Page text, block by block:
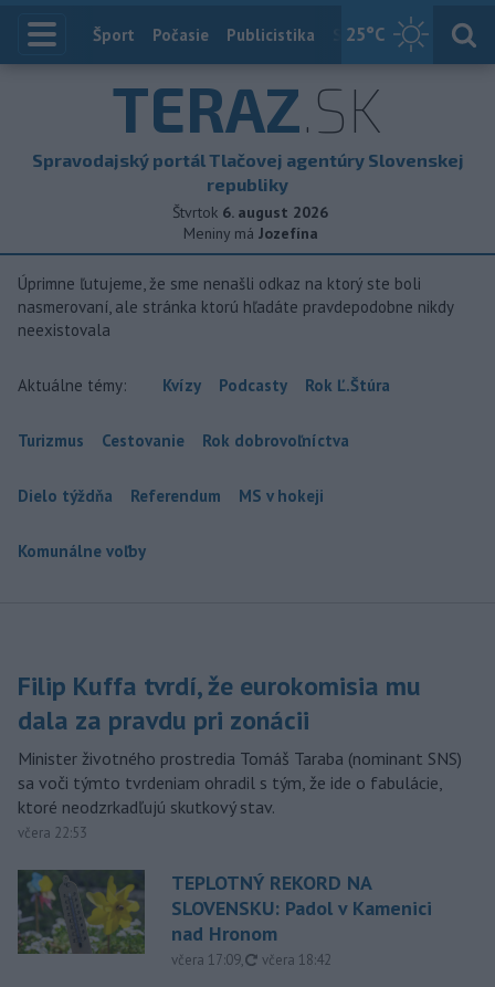
25°C
Index
Šport Počasie Publicistika Slovensko
TERAZ.SK
Spravodajský portál Tlačovej agentúry Slovenskej
republiky
Štvrtok 6. august 2026
Meniny má Jozefína
Úprimne ľutujeme, že sme nenašli odkaz na ktorý ste boli
nasmerovaní, ale stránka ktorú hľadáte pravdepodobne nikdy
neexistovala
Aktuálne témy: Kvízy Podcasty Rok Ľ.Štúra
Turizmus Cestovanie Rok dobrovoľníctva
Dielo týždňa Referendum MS v hokeji
Komunálne voľby
Filip Kuffa tvrdí, že eurokomisia mu
dala za pravdu pri zonácii
Minister životného prostredia Tomáš Taraba (nominant SNS)
sa voči týmto tvrdeniam ohradil s tým, že ide o fabulácie,
ktoré neodzrkadľujú skutkový stav.
včera 22:53
TEPLOTNÝ REKORD NA
SLOVENSKU: Padol v Kamenici
nad Hronom
včera 17:09, aktualizované
včera 18:42